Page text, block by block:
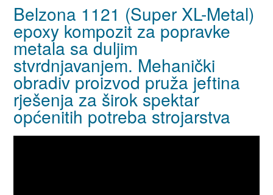
Belzona 1121 (Super XL-Metal)
epoxy kompozit za popravke
metala sa duljim
stvrdnjavanjem. Mehanički
obradiv proizvod pruža jeftina
rješenja za širok spektar
općenitih potreba strojarstva